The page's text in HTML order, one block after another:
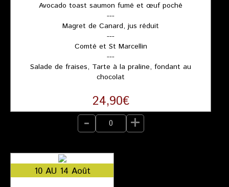
Avocado toast saumon fumé et œuf poché
---
Magret de Canard, jus réduit
---
Comté et St Marcellin
---
Salade de fraises, Tarte à la praline, fondant au
chocolat
24,90€
- +
10 AU 14 Août